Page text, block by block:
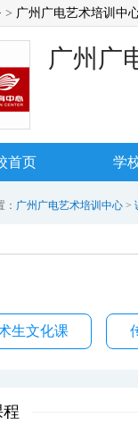
> 广州广电艺术培训中
广州广
首页 学
广州广电艺术培训中心 >
生文化课